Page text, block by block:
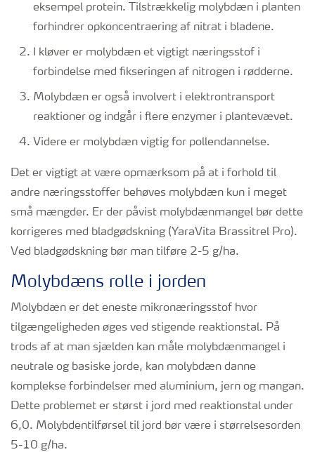
eksempel protein. Tilstrækkelig molybdæn i planten
forhindrer opkoncentraering af nitrat i bladene.
I kløver er molybdæn et vigtigt næringsstof i
forbindelse med fikseringen af nitrogen i rødderne.
Molybdæn er også involvert i elektrontransport
reaktioner og indgår i flere enzymer i plantevævet.
Videre er molybdæn vigtig for pollendannelse.
Det er vigtigt at være opmærksom på at i forhold til
andre næringsstoffer behøves molybdæn kun i meget
små mængder. Er der påvist molybdænmangel bør dette
korrigeres med bladgødskning (YaraVita Brassitrel Pro).
Ved bladgødskning bør man tilføre 2-5 g/ha.
Molybdæns rolle i jorden
Molybdæn er det eneste mikronæringsstof hvor
tilgængeligheden øges ved stigende reaktionstal. På
trods af at man sjælden kan måle molybdænmangel i
neutrale og basiske jorde, kan molybdæn danne
komplekse forbindelser med aluminium, jern og mangan.
Dette problemet er størst i jord med reaktionstal under
6,0. Molybdentilførsel til jord bør være i størrelsesorden
5-10 g/ha.